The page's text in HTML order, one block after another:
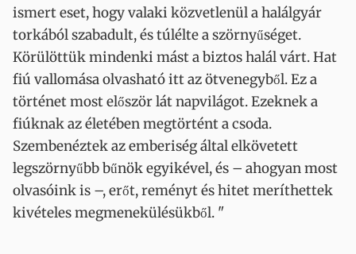
ismert eset, hogy valaki közvetlenül a halálgyár
torkából szabadult, és túlélte a szörnyűséget.
Körülöttük mindenki mást a biztos halál várt. Hat
fiú vallomása olvasható itt az ötvenegyből. Ez a
történet most először lát napvilágot. Ezeknek a
fiúknak az életében megtörtént a csoda.
Szembenéztek az emberiség által elkövetett
legszörnyűbb bűnök egyikével, és – ahogyan most
olvasóink is –, erőt, reményt és hitet meríthettek
kivételes megmenekülésükből. "